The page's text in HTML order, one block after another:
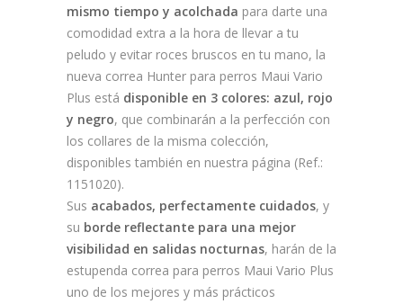
mismo tiempo y acolchada para darte una
comodidad extra a la hora de llevar a tu
peludo y evitar roces bruscos en tu mano, la
nueva correa Hunter para perros Maui Vario
Plus está disponible en 3 colores: azul, rojo
y negro, que combinarán a la perfección con
los collares de la misma colección,
disponibles también en nuestra página (Ref.:
1151020).
Sus acabados, perfectamente cuidados, y
su borde reflectante para una mejor
visibilidad en salidas nocturnas, harán de la
estupenda correa para perros Maui Vario Plus
uno de los mejores y más prácticos